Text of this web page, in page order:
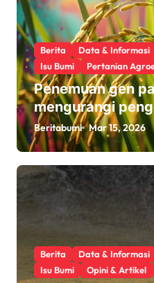
Berita Data & Informasi
Isu Bumi
Pertanian
Penemuan gen
mengurangi
sekaligus
Beritabumi Mar 15, 2026
Berita Data & Informasi
Isu Bumi
Opini & Artikel